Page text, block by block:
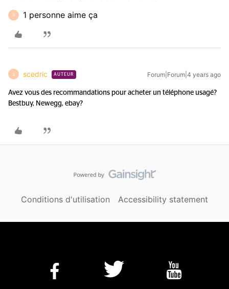
S 1 personne aime ça
S scedric AUTEUR Forum|Forum|4 years ago
Avez vous des recommandations pour acheter un téléphone usagé?
Bestbuy, Newegg, ebay?
Conditions d'utilisation Accessibility statement